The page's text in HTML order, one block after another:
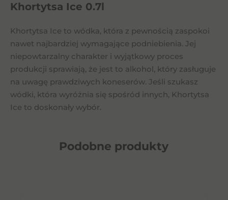
Khortytsa Ice 0.7l
Khortytsa Ice to wódka, która z pewnością zaspokoi
nawet najbardziej wymagające podniebienia. Jej
niepowtarzalny charakter i wyjątkowy proces
produkcji sprawiają, że jest to alkohol, który zasługuje
na uwagę prawdziwych koneserów. Jeśli szukasz
wódki, która wyróżnia się spośród innych, Khortytsa
Ice to doskonały wybór.
Podobne produkty